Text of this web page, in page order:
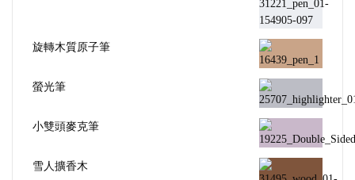
旋轉木質原子筆
螢光筆
小雙頭麥克筆
雪人擴香木